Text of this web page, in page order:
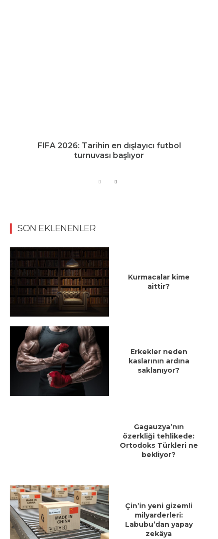
FIFA 2026: Tarihin en dışlayıcı futbol
turnuvası başlıyor
SON EKLENENLER
Kurmacalar kime
aittir?
Erkekler neden
kaslarının ardına
saklanıyor?
Gagauzya’nın
özerkliği tehlikede:
Ortodoks Türkleri ne
bekliyor?
Çin’in yeni gizemli
milyarderleri:
Labubu’dan yapay
zekâya